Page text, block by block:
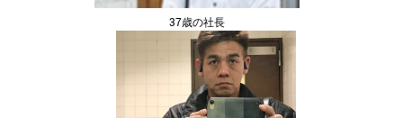
37歳の社長